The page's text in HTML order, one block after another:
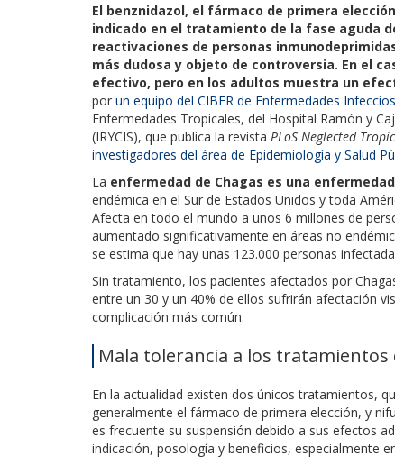
El benznidazol, el fármaco de primera
indicado en el tratamiento de la fase aguda
reactivaciones de personas
más dudosa y objeto de controversia. En el
efectivo, pero en los adultos muestra un
por un equipo del CIBER de Enfermedades
Enfermedades Tropicales, del Hospital Ramón y
(IRYCIS), que publica la revista PLoS Neglected
investigadores del área de Epidemiología y Salud
La enfermedad de Chagas es una
endémica en el Sur de Estados Unidos y toda
Afecta en todo el mundo a unos 6 millones de
aumentado significativamente en áreas no
se estima que hay unas 123.000 personas
Sin tratamiento, los pacientes afectados por
entre un 30 y un 40% de ellos sufrirán afectación
complicación más común.
Mala tolerancia a los
En la actualidad existen dos únicos tratamientos,
generalmente el fármaco de primera elección, y
es frecuente su suspensión debido a sus efectos
indicación, posología y beneficios, especialmente